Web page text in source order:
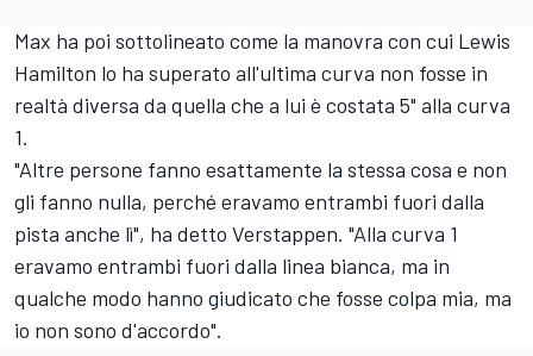
Max ha poi sottolineato come la manovra con cui Lewis
Hamilton lo ha superato all'ultima curva non fosse in
realtà diversa da quella che a lui è costata 5" alla curva
1.
"Altre persone fanno esattamente la stessa cosa e non
gli fanno nulla, perché eravamo entrambi fuori dalla
pista anche lì", ha detto Verstappen. "Alla curva 1
eravamo entrambi fuori dalla linea bianca, ma in
qualche modo hanno giudicato che fosse colpa mia, ma
io non sono d'accordo".